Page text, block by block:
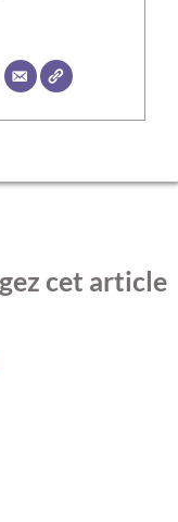
cet article